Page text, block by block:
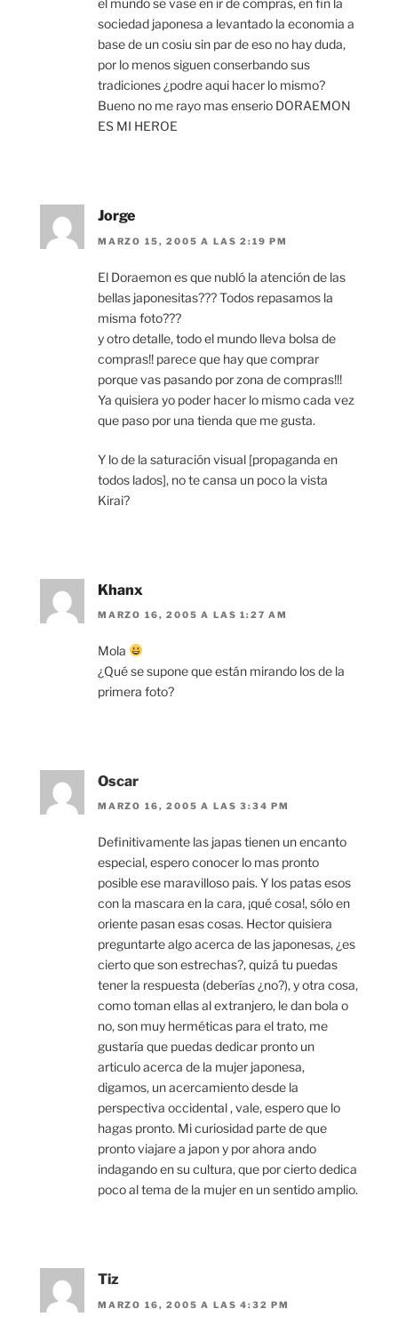
el mundo se vase en ir de compras, en fin la
sociedad japonesa a levantado la economia a
base de un cosiu sin par de eso no hay duda,
por lo menos siguen conserbando sus
tradiciones ¿podre aqui hacer lo mismo?
Bueno no me rayo mas enserio DORAEMON
ES MI HEROE
Jorge
MARZO 15, 2005 A LAS 2:19 PM
El Doraemon es que nubló la atención de las
bellas japonesitas??? Todos repasamos la
misma foto???
y otro detalle, todo el mundo lleva bolsa de
compras!! parece que hay que comprar
porque vas pasando por zona de compras!!!
Ya quisiera yo poder hacer lo mismo cada vez
que paso por una tienda que me gusta.
Y lo de la saturación visual [propaganda en
todos lados], no te cansa un poco la vista
Kirai?
Khanx
MARZO 16, 2005 A LAS 1:27 AM
Mola
¿Qué se supone que están mirando los de la
primera foto?
Oscar
MARZO 16, 2005 A LAS 3:34 PM
Definitivamente las japas tienen un encanto
especial, espero conocer lo mas pronto
posible ese maravilloso pais. Y los patas esos
con la mascara en la cara, ¡qué cosa!, sólo en
oriente pasan esas cosas. Hector quisiera
preguntarte algo acerca de las japonesas, ¿es
cierto que son estrechas?, quizá tu puedas
tener la respuesta (deberías ¿no?), y otra cosa,
como toman ellas al extranjero, le dan bola o
no, son muy herméticas para el trato, me
gustaría que puedas dedicar pronto un
articulo acerca de la mujer japonesa,
digamos, un acercamiento desde la
perspectiva occidental , vale, espero que lo
hagas pronto. Mi curiosidad parte de que
pronto viajare a japon y por ahora ando
indagando en su cultura, que por cierto dedica
poco al tema de la mujer en un sentido amplio.
Tiz
MARZO 16, 2005 A LAS 4:32 PM